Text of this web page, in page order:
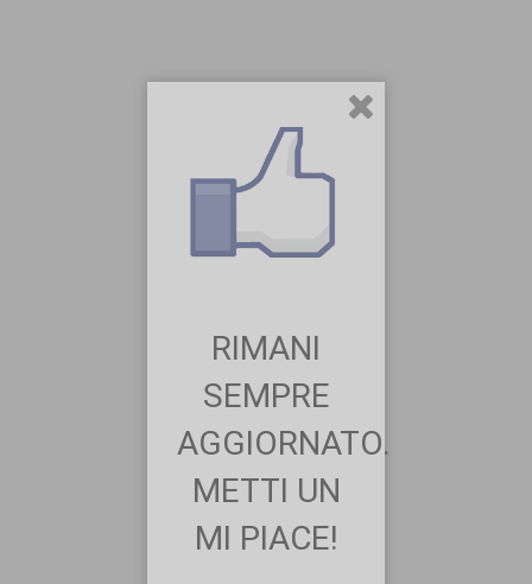
RIMANI
SEMPRE
AGGIORNATO.
METTI UN
MI PIACE!